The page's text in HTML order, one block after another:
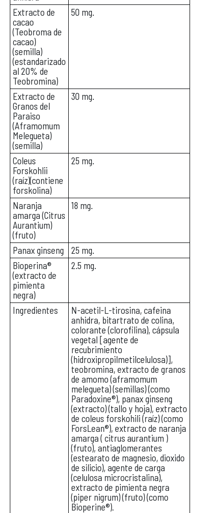
Extracto de
cacao
(Teobroma de
cacao)
(semilla)
(estandarizado
al 20% de
Teobromina)
50 mg.
Extracto de
Granos del
Paraiso
(Aframomum
Melegueta)
(semilla)
30 mg.
Coleus
Forskohlii
(raíz)(contiene
forskolina)
25 mg.
Naranja
amarga (Citrus
Aurantium)
(fruto)
18 mg.
Panax ginseng
25 mg.
Bioperina®
(extracto de
pimienta
negra)
2.5 mg.
Ingredientes
N-acetil-L-tirosina, cafeina
anhidra, bitartrato de colina,
colorante (clorofilina), cápsula
vegetal [agente de
recubrimiento
(hidroxipropilmetilcelulosa)],
teobromina, extracto de granos
de amomo (aframomum
melegueta) (semillas) (como
Paradoxine®), panax ginseng
(extracto) (tallo y hoja), extracto
de coleus forskohili (raíz) (como
ForsLean®), extracto de naranja
amarga ( citrus aurantium )
(fruto), antiaglomerantes
(estearato de magnesio, dioxido
de silicio), agente de carga
(celulosa microcristalina),
extracto de pimienta negra
(piper nigrum) (fruto) (como
Bioperine®).